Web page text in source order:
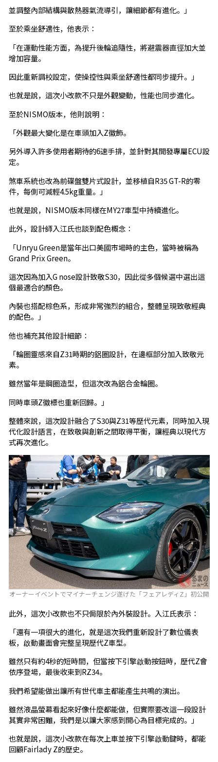
並調整內部結構與散熱器氣流導引，讓細節都有進化。」
至於乘坐舒適性，他表示：
「在運動性能方面，為提升後輪追隨性，將避震器直徑加大並
增加容量。
因此重新調校設定，使操控性與乘坐舒適性都同步提升。」
也就是說，這次小改款不只是外觀變動，性能也同步進化。
至於NISMO版本，他則說明：
「外觀最大變化是在車頭加入Z徽飾。
另外導入許多使用者期待的6速手排，並針對其開發專屬ECU設
定。
煞車系統也改為前碟盤雙片式設計，並移植自R35 GT-R的零
件，每側可減輕4.5kg重量。」
也就是說，NISMO版本同樣在MY27車型中持續進化。
此外，設計師入江氏也談到配色概念：
「Unryu Green是當年出口美國市場時的主色，當時被稱為
Grand Prix Green。
這次因為加入G nose設計致敬S30，因此從多個候選中選出這
個最適合的顏色。
內裝也搭配棕色系，形成非常強烈的組合，整體呈現致敬經典
的配色。」
他也補充其他設計細節：
「輪圈靈感來自Z31時期的鋁圈設計，在邊框部分加入致敬元
素。
雖然當年是鋼圈造型，但這次改為鋁合金輪圈。
同時車頭Z徽標也重新回歸。」
整體來說，這次設計融合了S30與Z31等歷代元素，同時加入現
代化設計語言，在致敬與創新之間取得平衡，讓經典以現代方
式再次進化。
オーナーイベントでマイナーチェンジ遂げた「フェアレディZ」初公開
此外，這次小改款也不只侷限於內外裝設計。入江氏表示：
「還有一項很大的進化，就是這次我們重新設計了數位儀表
板，啟動畫面會完整呈現歷代Z車型。
雖然只有約4秒的短時間，但當按下引擎啟動按鈕時，歷代Z會
依序登場，最後收束到RZ34。
我們希望能做出讓所有世代車主都能產生共鳴的演出。
雖然液晶螢幕看起來好像什麼都能做，但實際要改這一段設計
其實非常困難，我們是以讓大家感到開心為目標完成的。」
也就是說，這次小改款在每次上車並按下引擎啟動鍵時，都能
回顧Fairlady Z的歷史。